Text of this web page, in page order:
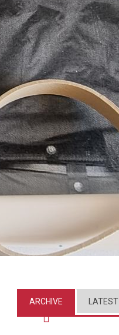
ARCHIVE LATEST